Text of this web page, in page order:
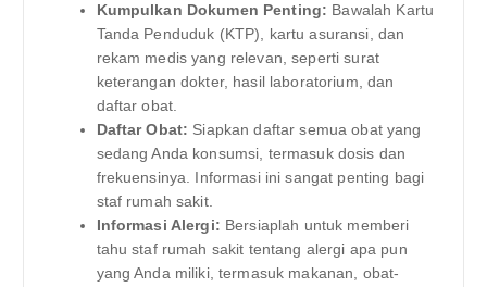
Kumpulkan Dokumen Penting: Bawalah Kartu
Tanda Penduduk (KTP), kartu asuransi, dan
rekam medis yang relevan, seperti surat
keterangan dokter, hasil laboratorium, dan
daftar obat.
Daftar Obat: Siapkan daftar semua obat yang
sedang Anda konsumsi, termasuk dosis dan
frekuensinya. Informasi ini sangat penting bagi
staf rumah sakit.
Informasi Alergi: Bersiaplah untuk memberi
tahu staf rumah sakit tentang alergi apa pun
yang Anda miliki, termasuk makanan, obat-